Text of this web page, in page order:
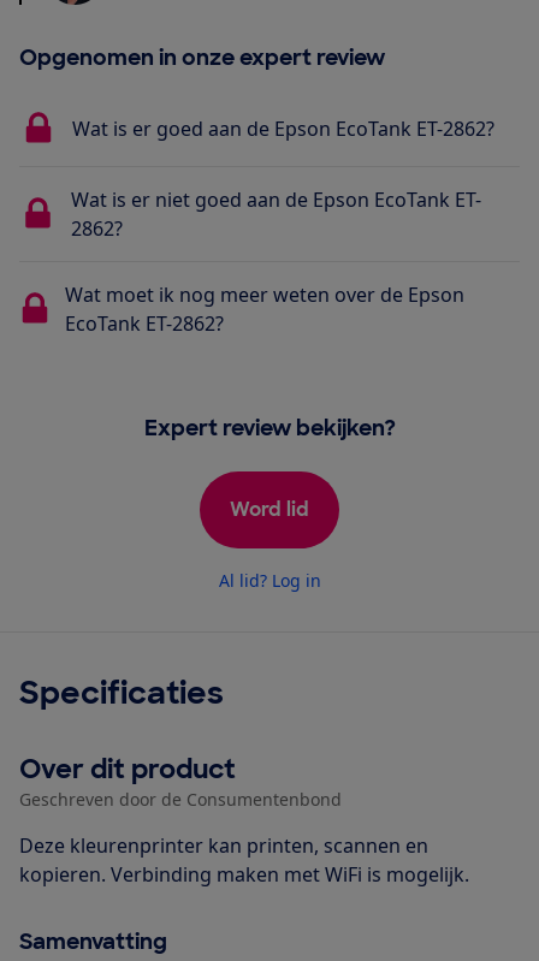
Opgenomen in onze expert review
Wat is er goed aan de Epson EcoTank ET-2862?
Wat is er niet goed aan de Epson EcoTank ET-
2862?
Wat moet ik nog meer weten over de Epson
EcoTank ET-2862?
Expert review bekijken?
Word lid
Al lid? Log in
Specificaties
Over dit product
Geschreven door de Consumentenbond
Deze kleurenprinter kan printen, scannen en
kopieren. Verbinding maken met WiFi is mogelijk.
Samenvatting